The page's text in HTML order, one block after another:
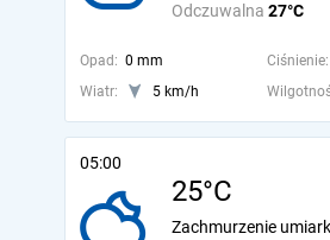
Odczuwalna 27°C
Opad: 0 mm Ciśnienie:
Wiatr:
5 km/h
05:00
25°C
Zachmurzenie